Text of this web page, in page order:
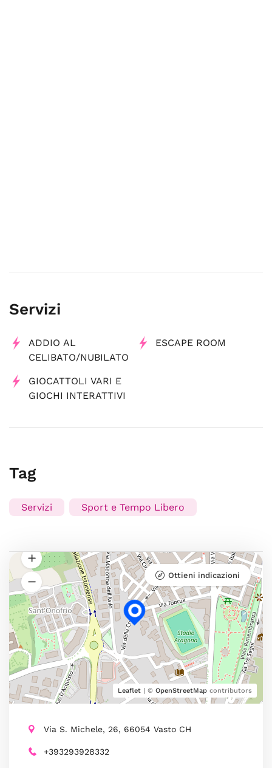
Servizi
ADDIO AL
CELIBATO/NUBILATO
ESCAPE ROOM
GIOCATTOLI VARI E
GIOCHI INTERATTIVI
Tag
Servizi Sport e Tempo Libero
Leaflet | © OpenStreetMap contributors
Ottieni indicazioni
Via S. Michele, 26, 66054 Vasto CH
+393293928332